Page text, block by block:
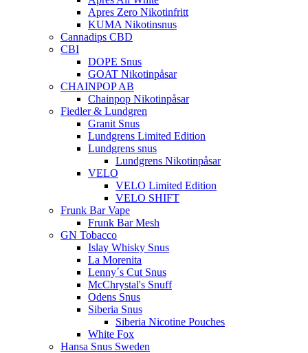
Apres Zero Nikotinfritt
KUMA Nikotinsnus
Cannadips CBD
CBI
DOPE Snus
GOAT Nikotinpåsar
CHAINPOP AB
Chainpop Nikotinpåsar
Fiedler & Lundgren
Granit Snus
Lundgrens Limited Edition
Lundgrens snus
Lundgrens Nikotinpåsar
VELO
VELO Limited Edition
VELO SHIFT
Frunk Bar Vape
Frunk Bar Mesh
GN Tobacco
Islay Whisky Snus
La Morenita
Lenny´s Cut Snus
McChrystal's Snuff
Odens Snus
Siberia Snus
Siberia Nicotine Pouches
White Fox
Hansa Snus Sweden